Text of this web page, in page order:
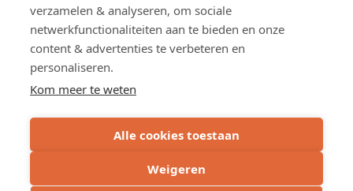
verzamelen & analyseren, om sociale
netwerkfunctionaliteiten aan te bieden en onze
content & advertenties te verbeteren en
personaliseren.
Kom meer te weten
Alle cookies toestaan
Weigeren
Inschrijven
EN
Word lid
Voka 2026
Privacyverklaring
Cookie verklaring